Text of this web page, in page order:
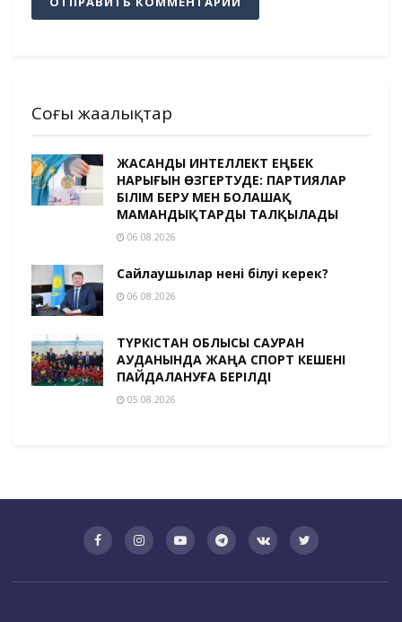
Соңғы жаңалықтар
ЖАСАНДЫ ИНТЕЛЛЕКТ ЕҢБЕК
НАРЫҒЫН ӨЗГЕРТУДЕ: ПАРТИЯЛАР
БІЛІМ БЕРУ МЕН БОЛАШАҚ
МАМАНДЫҚТАРДЫ ТАЛҚЫЛАДЫ
06.08.2026
Сайлаушылар нені білуі керек?
06.08.2026
ТҮРКІСТАН ОБЛЫСЫ САУРАН
АУДАНЫНДА ЖАҢА СПОРТ КЕШЕНІ
ПАЙДАЛАНУҒА БЕРІЛДІ
05.08.2026